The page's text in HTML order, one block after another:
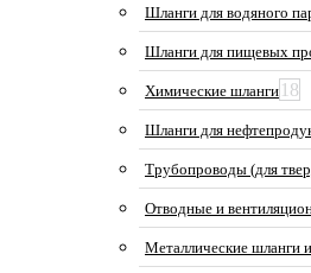
Шланги для водяного
Шланги для пищевых
Химические шланги 18
Шланги для
Трубопроводы (для
Отводные и
Металлические шланги